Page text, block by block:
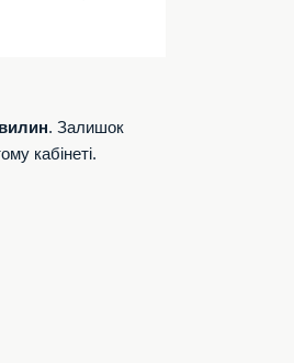
. Залишок
кабінеті.